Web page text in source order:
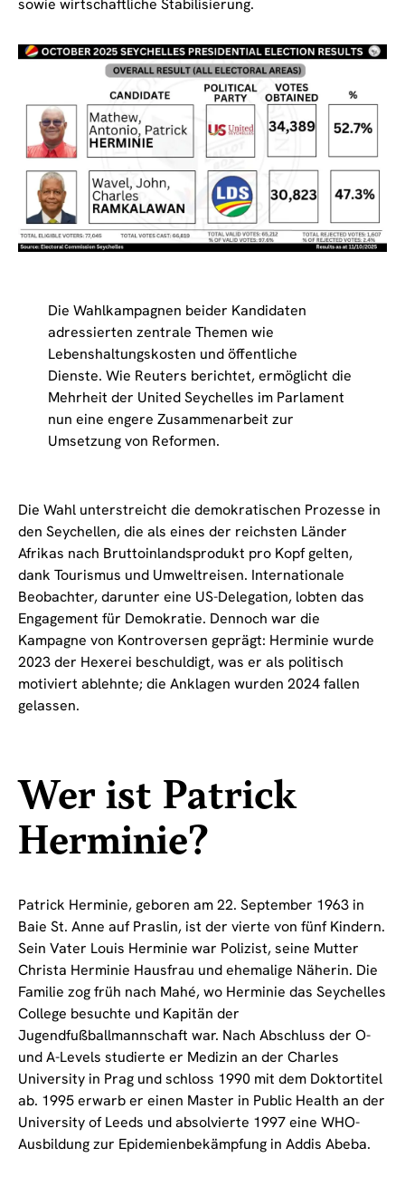
sowie wirtschaftliche Stabilisierung.
Die Wahlkampagnen beider Kandidaten
adressierten zentrale Themen wie
Lebenshaltungskosten und öffentliche
Dienste. Wie Reuters berichtet, ermöglicht die
Mehrheit der United Seychelles im Parlament
nun eine engere Zusammenarbeit zur
Umsetzung von Reformen.
Die Wahl unterstreicht die demokratischen Prozesse in
den Seychellen, die als eines der reichsten Länder
Afrikas nach Bruttoinlandsprodukt pro Kopf gelten,
dank Tourismus und Umweltreisen. Internationale
Beobachter, darunter eine US-Delegation, lobten das
Engagement für Demokratie. Dennoch war die
Kampagne von Kontroversen geprägt: Herminie wurde
2023 der Hexerei beschuldigt, was er als politisch
motiviert ablehnte; die Anklagen wurden 2024 fallen
gelassen.
Wer ist Patrick
Herminie?
Patrick Herminie, geboren am 22. September 1963 in
Baie St. Anne auf Praslin, ist der vierte von fünf Kindern.
Sein Vater Louis Herminie war Polizist, seine Mutter
Christa Herminie Hausfrau und ehemalige Näherin. Die
Familie zog früh nach Mahé, wo Herminie das Seychelles
College besuchte und Kapitän der
Jugendfußballmannschaft war. Nach Abschluss der O-
und A-Levels studierte er Medizin an der Charles
University in Prag und schloss 1990 mit dem Doktortitel
ab. 1995 erwarb er einen Master in Public Health an der
University of Leeds und absolvierte 1997 eine WHO-
Ausbildung zur Epidemienbekämpfung in Addis Abeba.